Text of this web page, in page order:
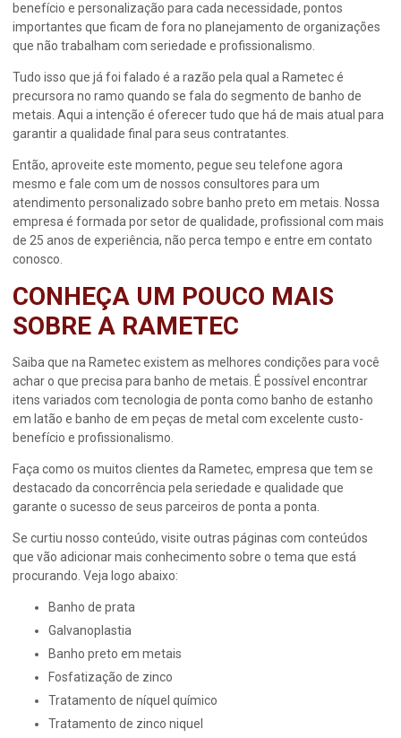
benefício e personalização para cada necessidade, pontos
importantes que ficam de fora no planejamento de organizações
que não trabalham com seriedade e profissionalismo.
Tudo isso que já foi falado é a razão pela qual a Rametec é
precursora no ramo quando se fala do segmento de banho de
metais. Aqui a intenção é oferecer tudo que há de mais atual para
garantir a qualidade final para seus contratantes.
Então, aproveite este momento, pegue seu telefone agora
mesmo e fale com um de nossos consultores para um
atendimento personalizado sobre banho preto em metais. Nossa
empresa é formada por setor de qualidade, profissional com mais
de 25 anos de experiência, não perca tempo e entre em contato
conosco.
CONHEÇA UM POUCO MAIS
SOBRE A RAMETEC
Saiba que na Rametec existem as melhores condições para você
achar o que precisa para banho de metais. É possível encontrar
itens variados com tecnologia de ponta como banho de estanho
em latão e banho de em peças de metal com excelente custo-
benefício e profissionalismo.
Faça como os muitos clientes da Rametec, empresa que tem se
destacado da concorrência pela seriedade e qualidade que
garante o sucesso de seus parceiros de ponta a ponta.
Se curtiu nosso conteúdo, visite outras páginas com conteúdos
que vão adicionar mais conhecimento sobre o tema que está
procurando. Veja logo abaixo:
banho de prata
galvanoplastia
banho preto em metais
fosfatização de zinco
tratamento de níquel químico
tratamento de zinco niquel